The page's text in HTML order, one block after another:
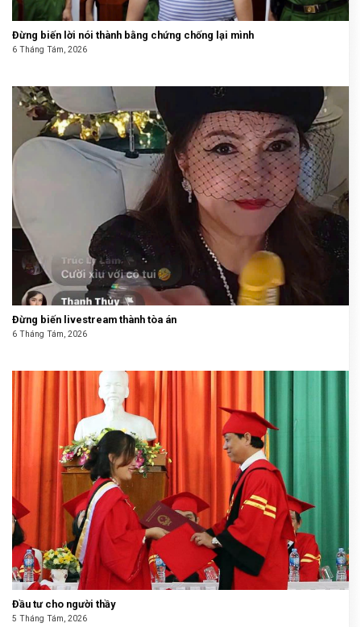
Đừng biến lời nói thành bằng chứng chống lại mình
6 Tháng Tám, 2026
Đừng biến livestream thành tòa án
6 Tháng Tám, 2026
Đầu tư cho người thầy
5 Tháng Tám, 2026